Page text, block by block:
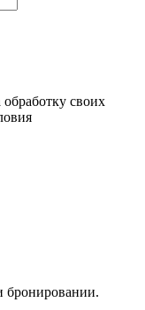
обработку своих
бронировании.